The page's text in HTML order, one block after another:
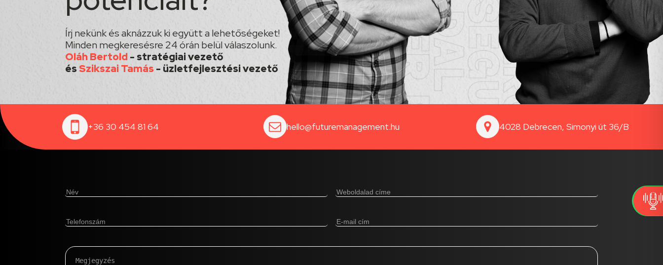
Írj nekünk és aknázzuk ki együtt a lehetőségeket!
Minden megkeresésre 24 órán belül válaszolunk.
Oláh Bertold- stratégiai vezető
ésSzikszai Tamás- üzletfejlesztési vezető
+36 30 454 81 64 hello@futuremanagement.hu 4028 Debrecen, Simonyi út 36/B
Név
Weboldalad
Telefonszám
E-
Megjegyzés